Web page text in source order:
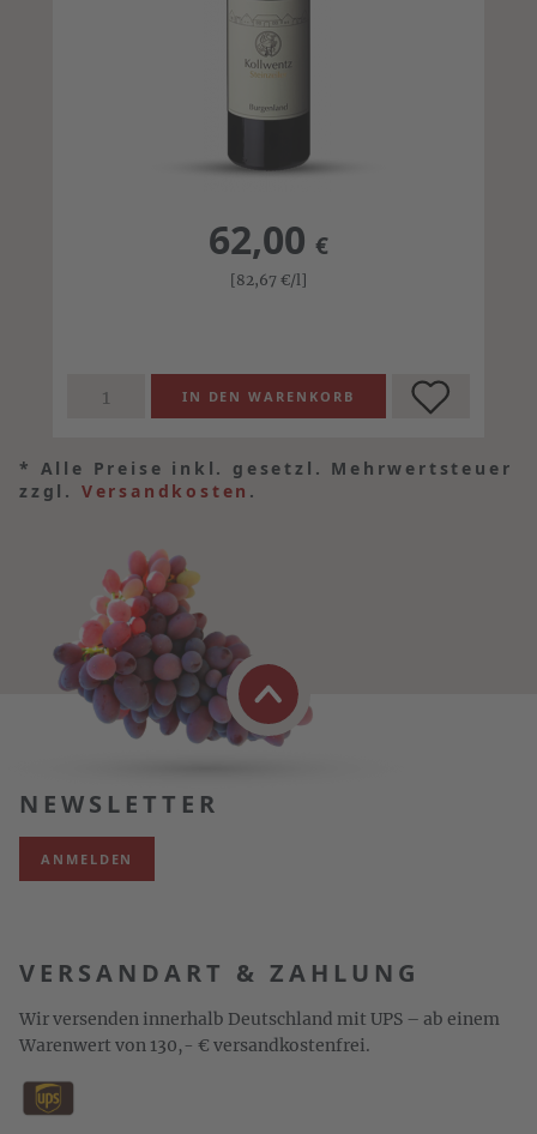
62,00 €
[82,67 €/l]
* Alle Preise inkl. gesetzl. Mehrwertsteuer
zzgl. Versandkosten .
NEWSLETTER
ANMELDEN
VERSANDART & ZAHLUNG
Wir versenden innerhalb Deutschland mit UPS – ab einem
Warenwert von 130,- € versandkostenfrei.